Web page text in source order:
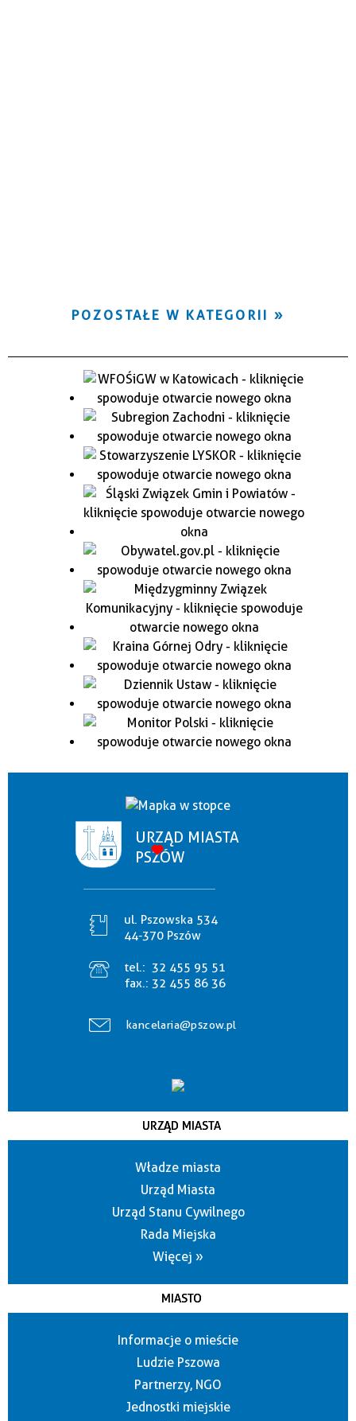
POZOSTAŁE W KATEGORII
URZĄD MIASTA
PSZÓW
ul. Pszowska 534
44-370 Pszów
tel.: 32 455 95 51
fax.: 32 455 86 36
kancelaria@pszow.pl
URZĄD MIASTA
Władze miasta
Urząd Miasta
Urząd Stanu Cywilnego
Rada Miejska
Więcej »
MIASTO
Informacje o mieście
Ludzie Pszowa
Partnerzy, NGO
Jednostki miejskie